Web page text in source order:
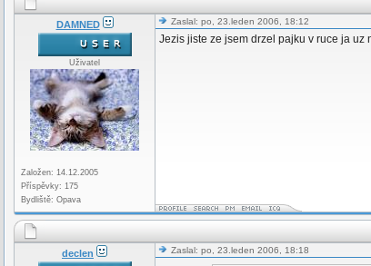
DAMNED
Uživatel
Založen: 14.12.2005
Příspěvky: 175
Bydliště: Opava
Zaslal: po, 23.leden 2006, 18:12
Jezis jiste ze jsem drzel pajku v ruce ja
declen Zaslal: po, 23.leden 2006, 18:18